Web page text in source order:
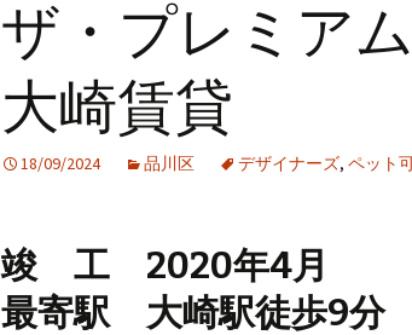
ザ・プレミア
大崎賃貸
18/09/2024 品川区 デザイナーズ, ペット
竣 工 2020年4月
最寄駅 大崎駅徒歩9分